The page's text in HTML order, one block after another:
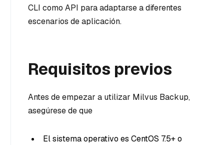
CLI como API para adaptarse a diferentes
escenarios de aplicación.
Requisitos previos
Antes de empezar a utilizar Milvus Backup,
asegúrese de que
El sistema operativo es CentOS 7.5+ o